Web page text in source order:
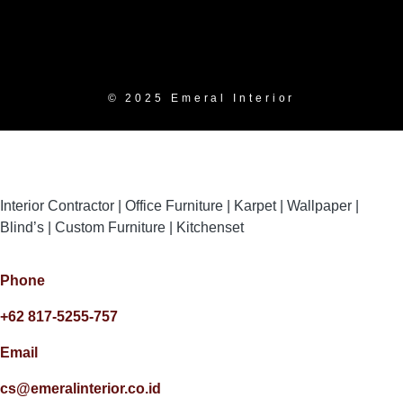
© 2025 Emeral Interior
Interior Contractor | Office Furniture | Karpet | Wallpaper |
Blind’s | Custom Furniture | Kitchenset
Phone
+62 817-5255-757
Email
cs@emeralinterior.co.id